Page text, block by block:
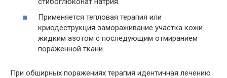
Применяется тепловая терапия или
криодеструкция замораживание участка кожи
жидким азотом с последующим отмиранием
пораженной ткани.
При обширных поражениях терапия идентичная лечению